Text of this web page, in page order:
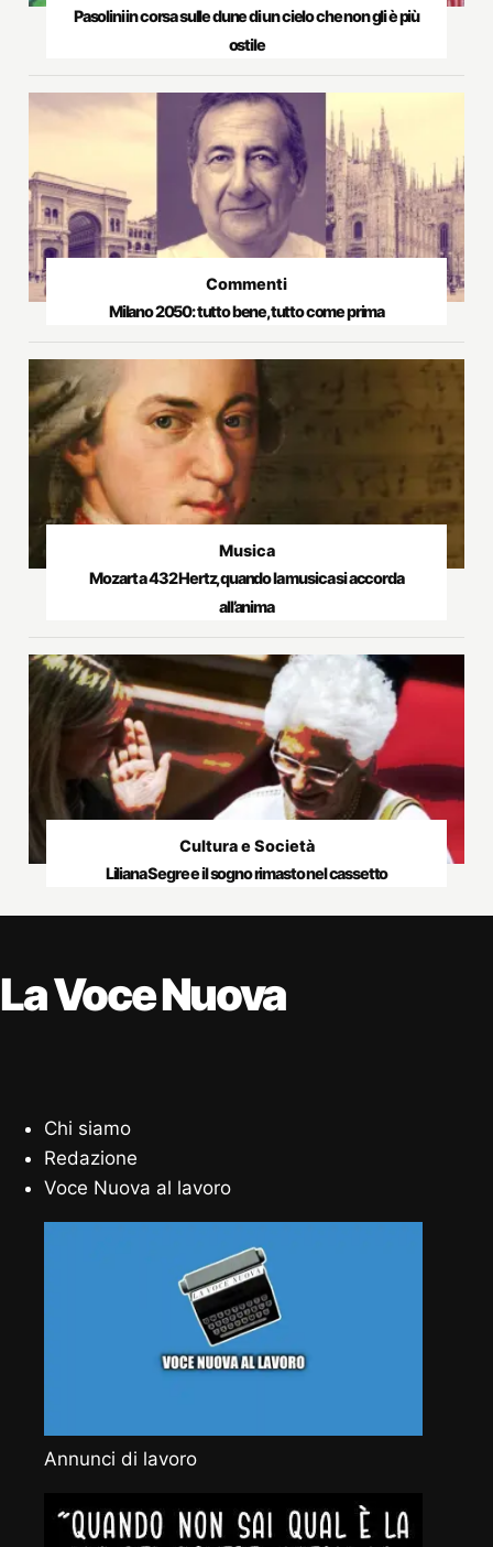
Pasolini in corsa sulle dune di un cielo che non gli è più
ostile
Commenti
Milano 2050: tutto bene, tutto come prima
Musica
Mozart a 432 Hertz, quando la musica si accorda
all’anima
Cultura e Società
Liliana Segre e il sogno rimasto nel cassetto
La Voce Nuova
Chi siamo
Redazione
Voce Nuova al lavoro
Annunci di lavoro